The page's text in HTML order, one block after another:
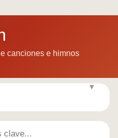
canciones e himnos
▼